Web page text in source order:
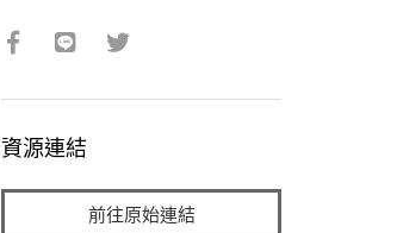
資源連結
前往原始連結